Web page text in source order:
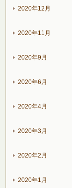
2020年12月
2020年11月
2020年9月
2020年6月
2020年4月
2020年3月
2020年2月
2020年1月